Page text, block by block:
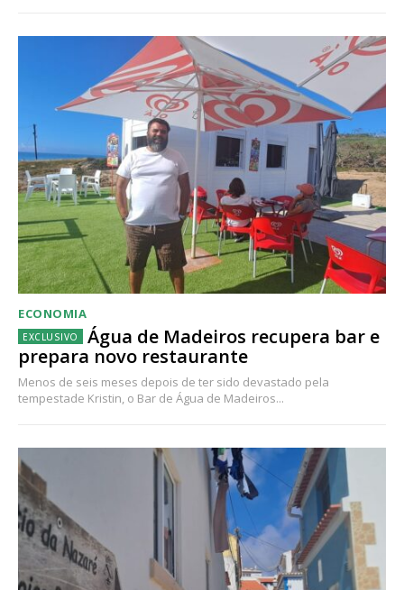
ECONOMIA
Água de Madeiros recupera bar e
prepara novo restaurante
Menos de seis meses depois de ter sido devastado pela
tempestade Kristin, o Bar de Água de Madeiros...